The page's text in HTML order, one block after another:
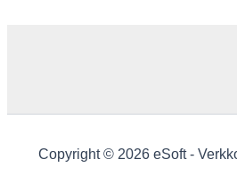
Copyright © 2026 eSoft -